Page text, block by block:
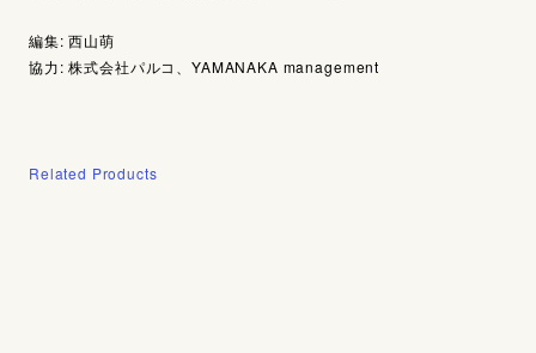
編集: 西山萌
協力: 株式会社パルコ、YAMANAKA management
Related Products